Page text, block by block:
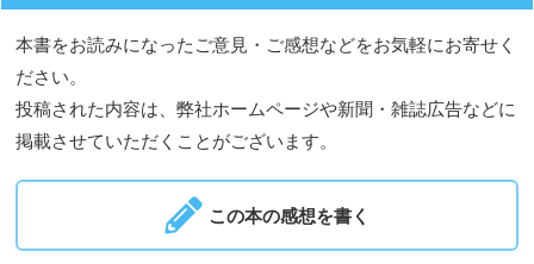
本書をお読みになったご意見・ご感想などをお気軽にお寄せく
ださい。
投稿された内容は、弊社ホームページや新聞・雑誌広告などに
掲載させていただくことがございます。
この本の感想を書く